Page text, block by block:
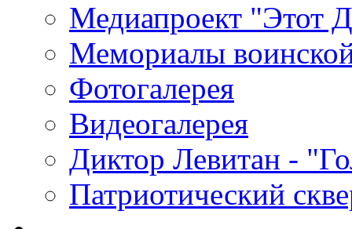
Медиапроект "Этот
Мемориалы
Фотогалерея
Видеогалерея
Диктор Левитан -
Патриотический